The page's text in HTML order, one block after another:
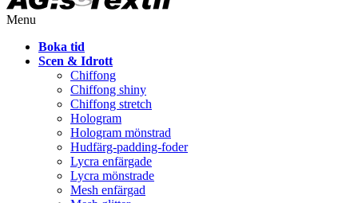
Menu
Boka tid
Scen & Idrott
Chiffong
Chiffong shiny
Chiffong stretch
Hologram
Hologram mönstrad
Hudfärg-padding-foder
Lycra enfärgade
Lycra mönstrade
Mesh enfärgad